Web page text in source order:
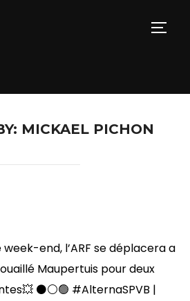
MICKAEL PICHON
end, l’ARF se déplacera a
Maupertuis pour deux
⚫️⚪️🟢 #AlternaSPVB |